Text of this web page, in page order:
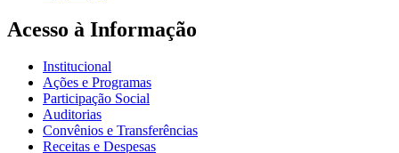
Acesso à Informação
Institucional
Ações e Programas
Participação Social
Auditorias
Convênios e Transferências
Receitas e Despesas